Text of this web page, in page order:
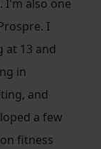
I'm also one
I
at 13 and
in
and
a few
fitness